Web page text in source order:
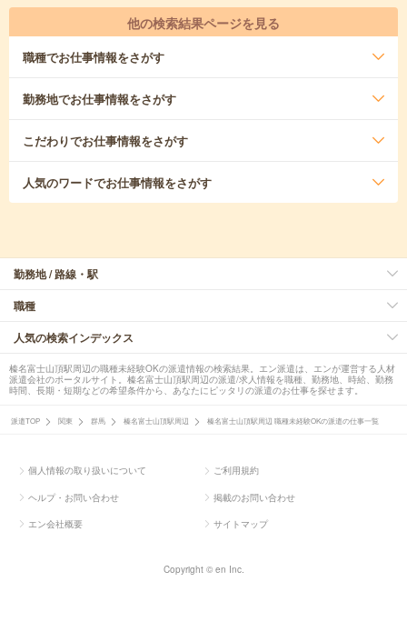
他の検索結果ページを見る
職種でお仕事情報をさがす
勤務地でお仕事情報をさがす
こだわりでお仕事情報をさがす
人気のワードでお仕事情報をさがす
勤務地 / 路線・駅
職種
人気の検索インデックス
榛名富士山頂駅周辺の職種未経験OKの派遣情報の検索結果。エン派遣は、エンが運営する人材
派遣会社のポータルサイト。榛名富士山頂駅周辺の派遣/求人情報を職種、勤務地、時給、勤務
時間、長期・短期などの希望条件から、あなたにピッタリの派遣のお仕事を探せます。
派遣TOP 関東 群馬 榛名富士山頂駅周辺 榛名富士山頂駅周辺 職種未経験OKの派遣の仕事一覧
個人情報の取り扱いについて ご利用規約
ヘルプ・お問い合わせ 掲載のお問い合わせ
エン会社概要 サイトマップ
Copyright © en Inc.